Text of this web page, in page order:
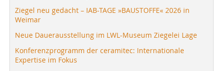
Ziegel neu gedacht – IAB-TAGE »BAUSTOFFE« 2026 in
Weimar
Neue Dauerausstellung im LWL-Museum Ziegelei Lage
Konferenzprogramm der ceramitec: Internationale
Expertise im Fokus